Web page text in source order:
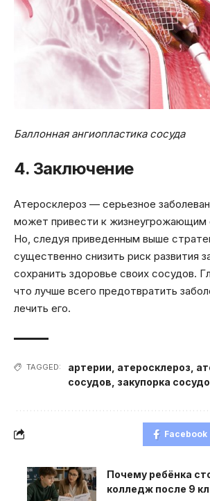
Баллонная ангиопластика сосуда
4. Заключение
Атеросклероз — серьезное
может привести к жизнеугрожающим
Но, следуя приведенным выше
существенно снизить риск развития
сохранить здоровье своих сосудов.
что лучше всего предотвратить
лечить его.
TAGGED: артерии атеросклероз
сосудов закупорка
Facebook
Почему ребёнка
колледж после 9